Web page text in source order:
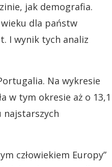
jak demografia.
dla państw
I wynik tych analiz
Na wykresie
w tym okresie aż o 13,1
najstarszych
człowiekiem Europy”